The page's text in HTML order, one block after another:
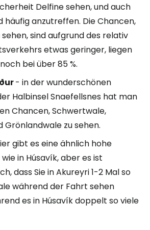
Delfine sehen, und auch
häufig anzutreffen. Die Chancen,
sehen, sind aufgrund des relativ
etwas geringer, liegen
bei über 85 %.
- in der wunderschönen
Halbinsel Snaefellsnes hat man
Chancen, Schwertwale,
Grönlandwale zu sehen.
gibt es eine ähnlich hohe
in Húsavík, aber es ist
dass Sie in Akureyri 1-2 Mal so
während der Fahrt sehen
es in Húsavík doppelt so viele